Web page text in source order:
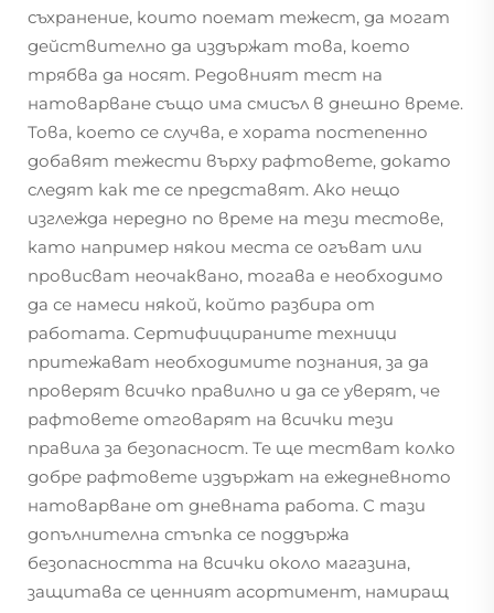
съхранение, които поемат тежест, да могат
действително да издържат това, което
трябва да носят. Редовният тест на
натоварване също има смисъл в днешно време.
Това, което се случва, е хората постепенно
добавят тежести върху рафтовете, докато
следят как те се представят. Ако нещо
изглежда нередно по време на тези тестове,
като например някои места се огъват или
провисват неочаквано, тогава е необходимо
да се намеси някой, който разбира от
работата. Сертифицираните техници
притежават необходимите познания, за да
проверят всичко правилно и да се уверят, че
рафтовете отговарят на всички тези
правила за безопасност. Те ще тестват колко
добре рафтовете издържат на ежедневното
натоварване от дневната работа. С тази
допълнителна стъпка се поддържа
безопасността на всички около магазина,
защитава се ценният асортимент, намиращ